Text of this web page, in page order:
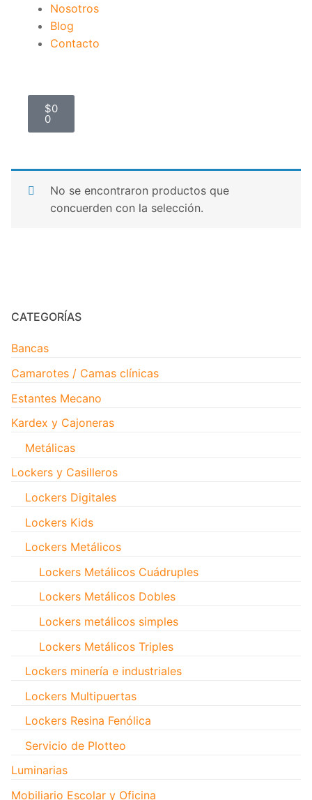
Nosotros
Blog
Contacto
$0
0
No se encontraron productos que
concuerden con la selección.
CATEGORÍAS
Bancas
Camarotes / Camas clínicas
Estantes Mecano
Kardex y Cajoneras
Metálicas
Lockers y Casilleros
Lockers Digitales
Lockers Kids
Lockers Metálicos
Lockers Metálicos Cuádruples
Lockers Metálicos Dobles
Lockers metálicos simples
Lockers Metálicos Triples
Lockers minería e industriales
Lockers Multipuertas
Lockers Resina Fenólica
Servicio de Plotteo
Luminarias
Mobiliario Escolar y Oficina